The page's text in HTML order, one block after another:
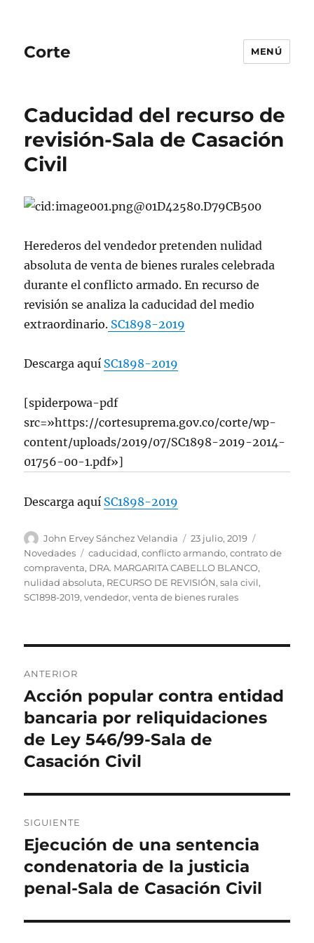
Corte MENÚ
Caducidad del recurso de
revisión-Sala de Casación
Civil
Herederos del vendedor pretenden nulidad
absoluta de venta de bienes rurales celebrada
durante el conflicto armado. En recurso de
revisión se analiza la caducidad del medio
extraordinario. SC1898-2019
Descarga aquí SC1898-2019
[spiderpowa-pdf
src=»https://cortesuprema.gov.co/corte/wp-
content/uploads/2019/07/SC1898-2019-2014-
01756-00-1.pdf»]
Descarga aquí SC1898-2019
Autor
John Ervey Sánchez Velandia
Publicado
el
23 julio, 2019
Novedades
Etiquetas
caducidad,conflicto armando,contrato de
compraventa, DRA. MARGARITA CABELLO BLANCO,
nulidad absoluta, RECURSO DE REVISIÓN,sala civil,
SC1898-2019,vendedor,venta de bienes rurales
de
entradas
ANTERIOR
Entrada
anterior:
Acción popular contra entidad
bancaria por reliquidaciones
de Ley 546/99-Sala de
Casación Civil
SIGUIENTE
Entrada
siguiente:
Ejecución de una sentencia
condenatoria de la justicia
penal-Sala de Casación Civil